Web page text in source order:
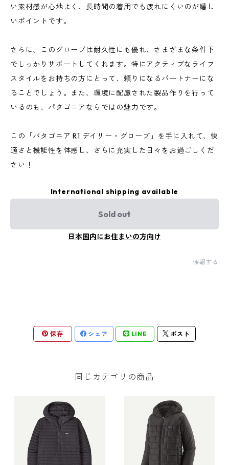
い素材感が心地よく、長時間の着用でも疲れにくいのが嬉し
いポイントです。
さらに、このグローブは耐久性にも優れ、さまざまな条件下
でしっかりサポートしてくれます。特にアクティブなライフ
スタイルをお持ちの方にとって、頼りになるパートナーにな
ることでしょう。また、環境に配慮された製品作りを行って
いるのも、パタゴニアならではの魅力です。
この「パタゴニア R1 デイリー・グローブ」を手に入れて、快
適さと機能性を体感し、さらに充実した日々をお過ごしくだ
さい！
International shipping available
Sold out
日本国内にお住まいの方向け
通報する
保存 シェア LINE ポスト
同じカテゴリの商品